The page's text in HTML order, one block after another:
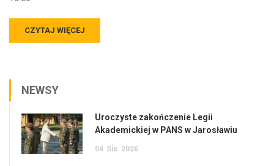
CZYTAJ WIĘCEJ
NEWSY
Uroczyste zakończenie Legii
Akademickiej w PANS w Jarosławiu
04 Sie 2026